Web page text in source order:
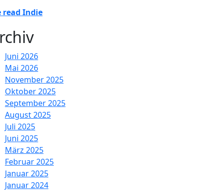
read Indie
Juni 2026
Mai 2026
November 2025
Oktober 2025
September 2025
August 2025
Juli 2025
Juni 2025
März 2025
Februar 2025
Januar 2025
Januar 2024